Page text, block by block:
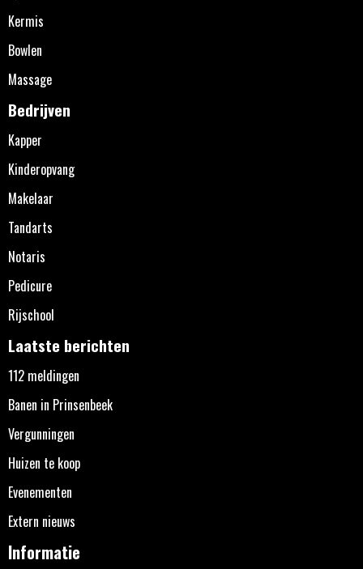
Kermis
Bowlen
Massage
Bedrijven
Kapper
Kinderopvang
Makelaar
Tandarts
Notaris
Pedicure
Rijschool
Laatste berichten
112 meldingen
Banen in Prinsenbeek
Vergunningen
Huizen te koop
Evenementen
Extern nieuws
Informatie